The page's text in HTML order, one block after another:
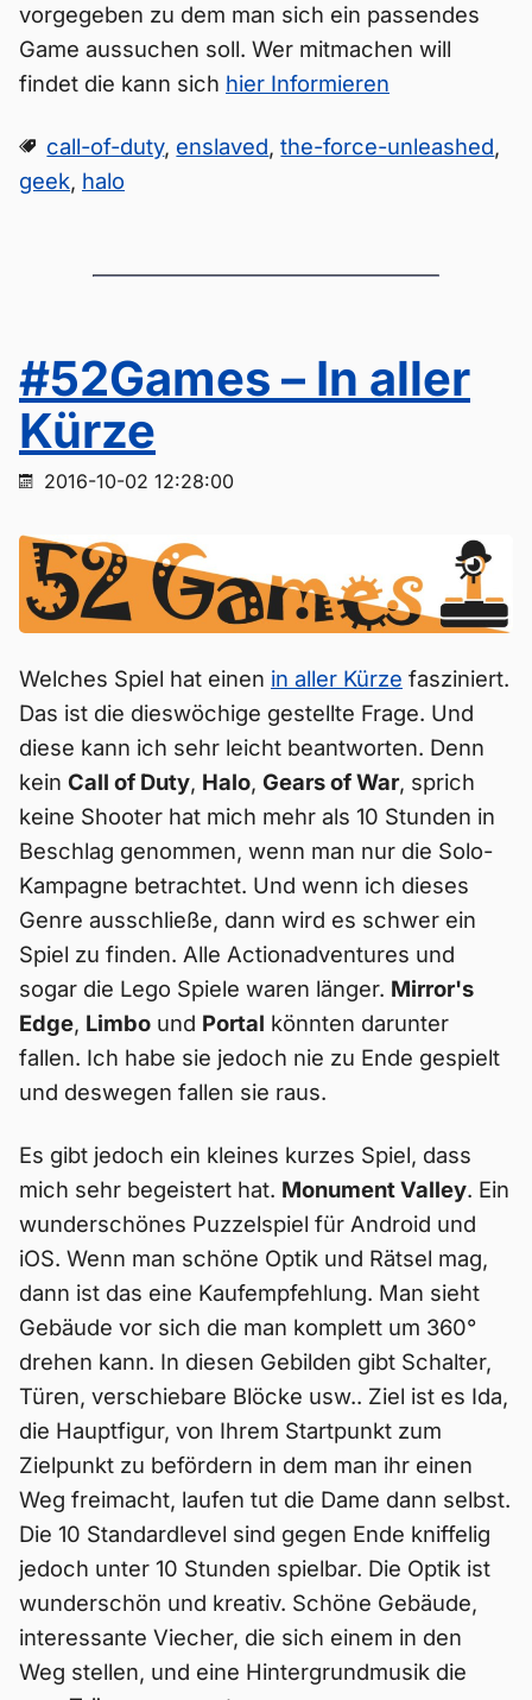
vorgegeben zu dem man sich ein passendes
Game aussuchen soll. Wer mitmachen will
findet die kann sich hier Informieren
call-of-duty, enslaved,the-force-unleashed,
geek, halo
#52Games – In aller
Kürze
2016-10-02 12:28:00
Welches Spiel hat einen in aller Kürze fasziniert.
Das ist die dieswöchige gestellte Frage. Und
diese kann ich sehr leicht beantworten. Denn
kein Call of Duty, Halo, Gears of War, sprich
keine Shooter hat mich mehr als 10 Stunden in
Beschlag genommen, wenn man nur die Solo-
Kampagne betrachtet. Und wenn ich dieses
Genre ausschließe, dann wird es schwer ein
Spiel zu finden. Alle Actionadventures und
sogar die Lego Spiele waren länger. Mirror's
Edge, Limbo und Portal könnten darunter
fallen. Ich habe sie jedoch nie zu Ende gespielt
und deswegen fallen sie raus.
Es gibt jedoch ein kleines kurzes Spiel, dass
mich sehr begeistert hat. Monument Valley. Ein
wunderschönes Puzzelspiel für Android und
iOS. Wenn man schöne Optik und Rätsel mag,
dann ist das eine Kaufempfehlung. Man sieht
Gebäude vor sich die man komplett um 360°
drehen kann. In diesen Gebilden gibt Schalter,
Türen, verschiebare Blöcke usw.. Ziel ist es Ida,
die Hauptfigur, von Ihrem Startpunkt zum
Zielpunkt zu befördern in dem man ihr einen
Weg freimacht, laufen tut die Dame dann selbst.
Die 10 Standardlevel sind gegen Ende kniffelig
jedoch unter 10 Stunden spielbar. Die Optik ist
wunderschön und kreativ. Schöne Gebäude,
interessante Viecher, die sich einem in den
Weg stellen, und eine Hintergrundmusik die